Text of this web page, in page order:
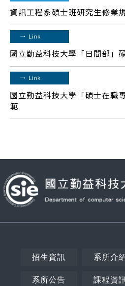
資訊工程系碩士班研究生修業
→ Link
國立勤益科技大學「日間部」
→ Link
國立勤益科技大學「碩士在職
範
招生資訊 系所介
系所公告 課程資